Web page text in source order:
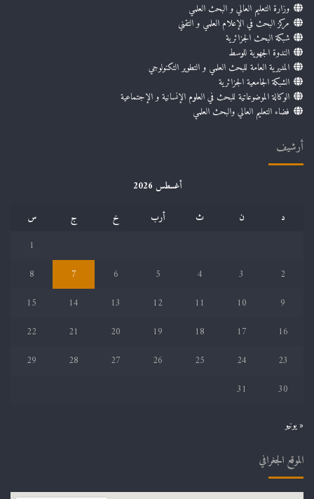
وزارة التعليم العالي و البحث العلمي
مركز البحث في الإعلام العلمي و التقني
شبكة البحث الجزائرية
الندوة الجهوية للوسط
المديرية العامة للبحث العلمي و التطوير التكنولوجي
الشبكة الجامعية الجزائرية
الوكالة الموضوعاتية للبحث في العلوم الإنسانية و الإجتماعية
فضاء التعليم العالي والبحث العلمي
أرشيف
أغسطس 2026
د
ن ث أرب خ ج
س
1
2
3
4
5
6
7
8
9
10
11
12
13
14
15
16
17
18
19
20
21
22
23
24
25
26
27
28
29
30
31
« يونيو
الموقع الجغرافي